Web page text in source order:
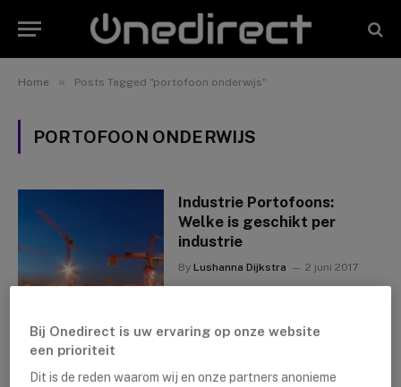
Home » Posts Tagged "portofoon onderwijs"
PORTOFOON ONDERWIJS
Industrie Portofoons:
Welke is geschikt per
industrie
By Lushanna Dijkstra 2 juni 2017
Bij Onedirect is uw ervaring op onze website
een prioriteit
Dit is de reden waarom wij en onze partners anonieme